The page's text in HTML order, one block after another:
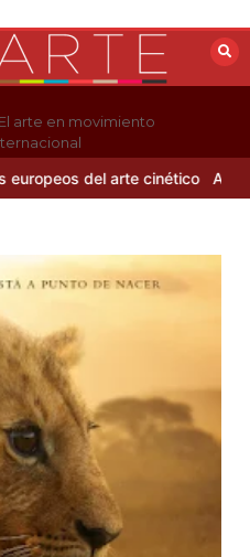
El arte en movimiento
del arte cinético Albert